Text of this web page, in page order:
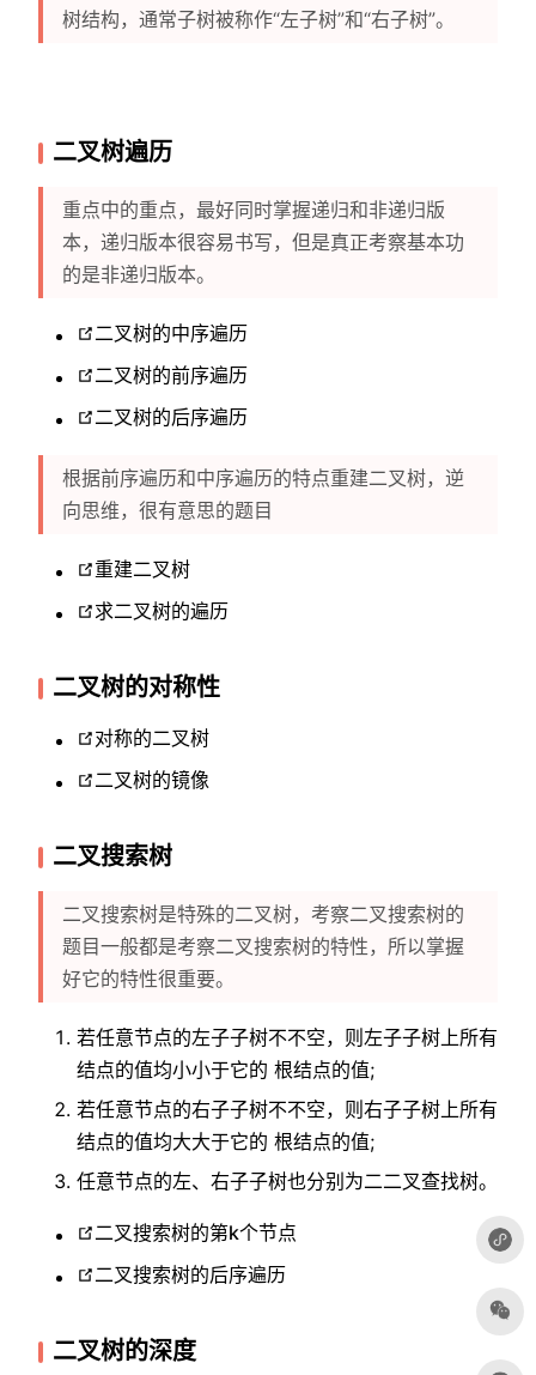
树结构，通常子树被称作“左子树”和“右子树”。
二叉树遍历
重点中的重点，最好同时掌握递归和非递归版
本，递归版本很容易书写，但是真正考察基本功
的是非递归版本。
二叉树的中序遍历
二叉树的前序遍历
二叉树的后序遍历
根据前序遍历和中序遍历的特点重建二叉树，逆
向思维，很有意思的题目
重建二叉树
求二叉树的遍历
二叉树的对称性
对称的二叉树
二叉树的镜像
二叉搜索树
二叉搜索树是特殊的二叉树，考察二叉搜索树的
题目一般都是考察二叉搜索树的特性，所以掌握
好它的特性很重要。
若任意节点的左⼦子树不不空，则左⼦子树上所有
结点的值均⼩小于它的 根结点的值;
若任意节点的右⼦子树不不空，则右⼦子树上所有
结点的值均⼤大于它的 根结点的值;
任意节点的左、右⼦子树也分别为⼆二叉查找树。
二叉搜索树的第k个节点
二叉搜索树的后序遍历
二叉树的深度